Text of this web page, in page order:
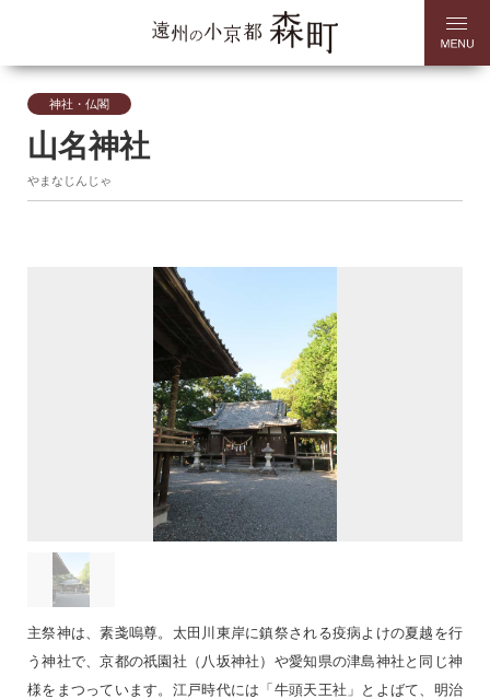
神社・仏閣
山名神社
やまなじんじゃ
主祭神は、素戔嗚尊。太田川東岸に鎮祭される疫病よけの夏越を行
う神社で、京都の祇園社（八坂神社）や愛知県の津島神社と同じ神
様をまつっています。江戸時代には「牛頭天王社」とよばて、明治